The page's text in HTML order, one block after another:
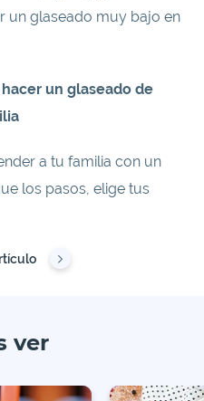
un glaseado muy bajo en
un glaseado de
a tu familia con un
los pasos, elige tus
ver